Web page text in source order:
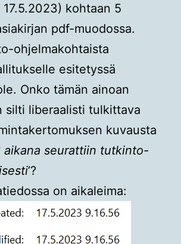
17.5.2023) kohtaan 5
pdf-muodossa.
ohjelmakohtaista
esitetyssä
Onko tämän ainoan
silti liberaalisti tulkittava
kuvausta
aikana seurattiin tutkinto-
’?
on aikaleima: